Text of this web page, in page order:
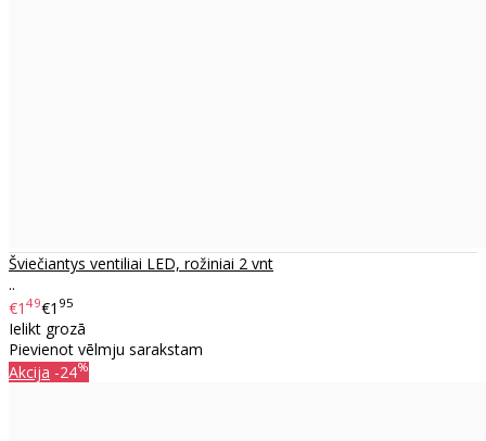
Šviečiantys ventiliai LED, rožiniai 2 vnt
..
€1 49€1 95
Ielikt grozā
Pievienot vēlmju sarakstam
Akcija -24%